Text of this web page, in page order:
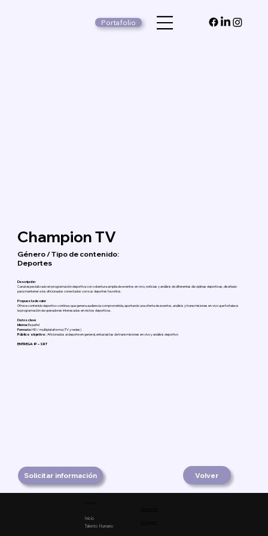
Portafolio
Champion TV
Género / Tipo de contenido:
Deportes
Descripción
Canal especializado en programación deportiva con cobertura amplia de eventos en vivo, noticias y análisis de diferentes disciplinas deportivas, diseñado
para mantener a los aficionados conectados con sus deportes favoritos.
Propuesta de valor
Ofrece contenido deportivo continuo que genera audiencia comprometida, aportando una oferta de eventos, análisis y transmisiones en vivo que fortalece
la programación de operadores interesados en nichos deportivos.
Datos clave
Idioma:Español
Formato:HD / multiplataforma (TV y redes)
Público objetivo: Aficionados al deporte en general, entusiastas de transmisiones en vivo y análisis deportivo
ENTREGA: IP – SRT
Solicitar información Volver
Inicio
Talento Humano